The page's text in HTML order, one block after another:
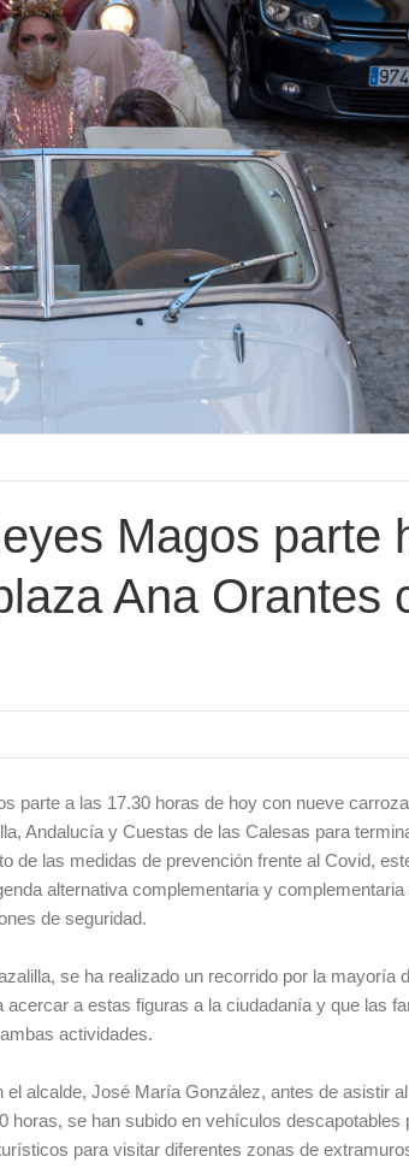
Magos parte
Ana Orantes
parte a las 17.30 horas de hoy con nueve
Andalucía y Cuestas de las Calesas para
de las medidas de prevención frente al Covid,
alternativa complementaria y complementaria
de seguridad.
se ha realizado un recorrido por la mayoría
a estas figuras a la ciudadanía y que las
actividades.
alcalde, José María González, antes de asistir
horas, se han subido en vehículos descapotables
para visitar diferentes zonas de